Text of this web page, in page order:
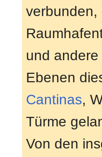
und
Ebenen
Cantinas,
Türme
Von den